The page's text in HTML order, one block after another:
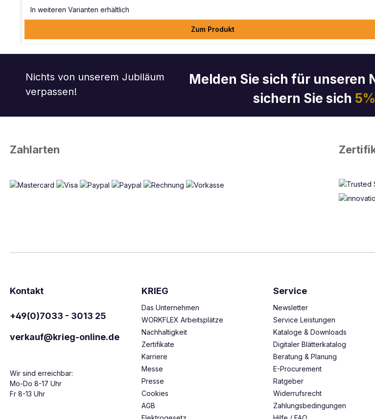
In weiteren Varianten erhältlich
Zum Produkt
Nichts von unserem Jubiläum
verpassen!
Melden Sie sich für unseren
sichern Sie sich
Zahlarten
Kontakt
+49(0)7033 - 3013 25
verkauf@krieg-online.de
Wir sind erreichbar:
Mo-Do 8-17 Uhr
Fr 8-13 Uhr
KRIEG
Das Unternehmen
WORKFLEX Arbeitsplätze
Nachhaltigkeit
Zertifikate
Karriere
Messe
Presse
Cookies
AGB
Service
Newsletter
Service Leistungen
Kataloge & Downloads
Digitaler Blätterkatalog
Beratung & Planung
E-Procurement
Ratgeber
Widerrufsrecht
Zahlungsbedingungen